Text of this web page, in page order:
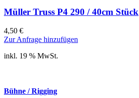
Müller Truss P4 290 / 40cm Stück
4,50 €
Zur Anfrage hinzufügen
inkl. 19 % MwSt.
Bühne / Rigging